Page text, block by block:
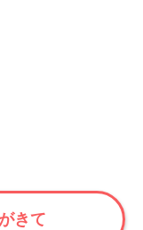
きて